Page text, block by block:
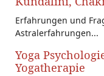
Erfahrungen und
Astralerfahrungen...
Yoga
Yogatherapie